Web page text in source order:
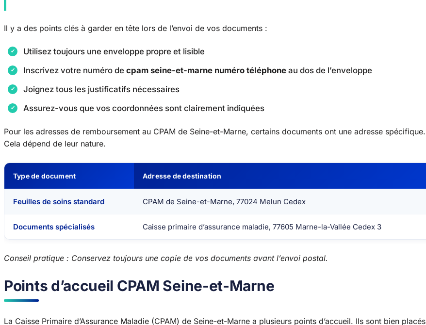
Il y a des points clés à garder en tête lors de l’envoi de vos documents :
Utilisez toujours une enveloppe propre et lisible
Inscrivez votre numéro de cpam seine-et-marne numéro téléphone au dos de l’enveloppe
Joignez tous les justificatifs nécessaires
Assurez-vous que vos coordonnées sont clairement indiquées
Pour les adresses de remboursement au CPAM de Seine-et-Marne, certains documents ont une adresse spécifique.
Cela dépend de leur nature.
Type de document Adresse de destination
Feuilles de soins standard CPAM de Seine-et-Marne, 77024 Melun Cedex
Documents spécialisés Caisse primaire d’assurance maladie, 77605 Marne-la-Vallée Cedex 3
Conseil pratique : Conservez toujours une copie de vos documents avant l’envoi postal.
Points d’accueil CPAM Seine-et-Marne
La Caisse Primaire d’Assurance Maladie (CPAM) de Seine-et-Marne a plusieurs points d’accueil. Ils sont bien placés